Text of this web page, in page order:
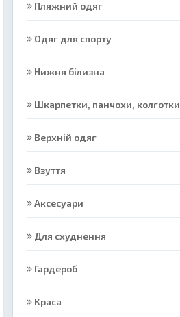
Пляжний одяг
Одяг для спорту
Нижня білизна
Шкарпетки, панчохи, колготки
Верхній одяг
Взуття
Аксесуари
Для схуднення
Гардероб
Краса